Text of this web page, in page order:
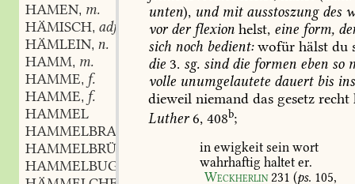
HAMEN, m.
HÄMISCH, adj. und adv.
HÄMLEIN, n.
HAMM, m.
HAMME, f.
HAMME, f.
HAMMEL
HAMMELBRATEN
HAMMELBRÜHE
HAMMELBUG
unten), undmitausstoszungdes
vorderflexion helst, eine form,
sich noch bedient:wofür hälst du
die 3. sg. sinddie formen eben so
volle unumgelautete dauertbis ins
dieweil niemand das gesetz recht
Luther 6, 408b;
in ewigkeit sein wort
wahrhaftig haltet er.
Weckherlin 231 (ps. 105,